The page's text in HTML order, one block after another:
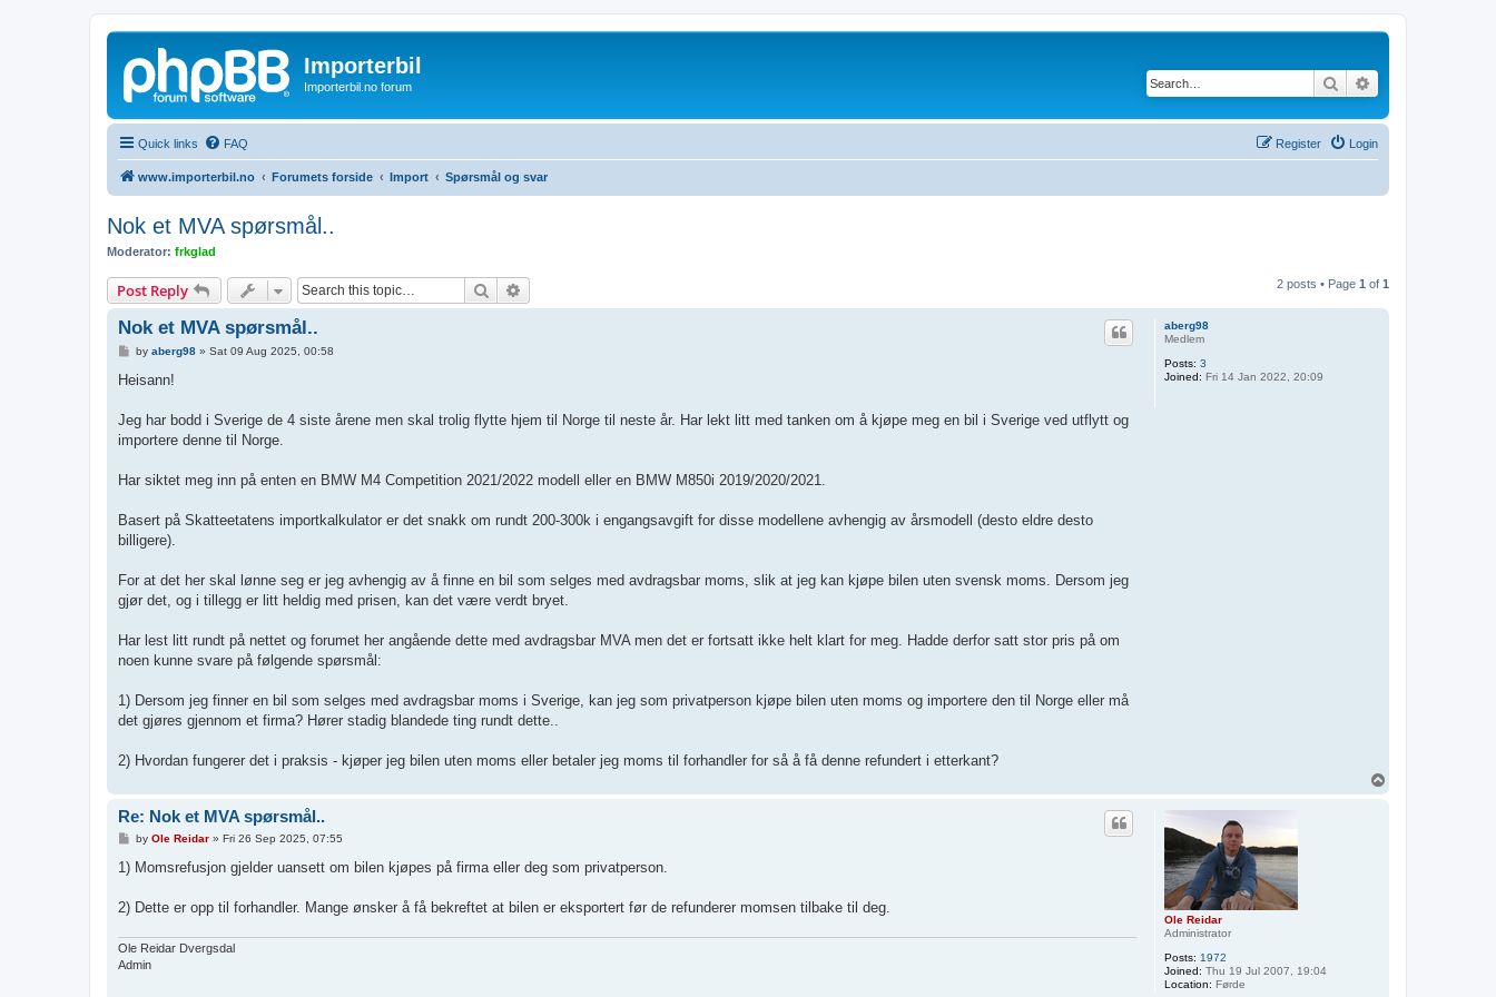
Importerbil
Importerbil.no forum Search
Quick links FAQ Login
Register
www.importerbil.no Forumets forside Import Spørsmål og svar
Nok et MVA spørsmål..
Moderator: frkglad
Post Reply Search 2 posts • Page 1 of 1
aberg98
Medlem
Posts: 3
Joined: Fri 14 Jan 2022, 20:09
Nok et MVA spørsmål..
P
s
by aberg98» Sat 09 Aug 2025, 00:58
Heisann!
Jeg har bodd i Sverige de 4 siste årene men skal trolig flytte hjem til Norge til neste år. Har lekt litt med tanken om å kjøpe meg en bil i Sverige ved utflytt og
importere denne til Norge.
Har siktet meg inn på enten en BMW M4 Competition 2021/2022 modell eller en BMW M850i 2019/2020/2021.
Basert på Skatteetatens importkalkulator er det snakk om rundt 200-300k i engangsavgift for disse modellene avhengig av årsmodell (desto eldre desto
billigere).
For at det her skal lønne seg er jeg avhengig av å finne en bil som selges med avdragsbar moms, slik at jeg kan kjøpe bilen uten svensk moms. Dersom jeg
gjør det, og i tillegg er litt heldig med prisen, kan det være verdt bryet.
Har lest litt rundt på nettet og forumet her angående dette med avdragsbar MVA men det er fortsatt ikke helt klart for meg. Hadde derfor satt stor pris på om
noen kunne svare på følgende spørsmål:
1) Dersom jeg finner en bil som selges med avdragsbar moms i Sverige, kan jeg som privatperson kjøpe bilen uten moms og importere den til Norge eller må
det gjøres gjennom et firma? Hører stadig blandede ting rundt dette..
2) Hvordan fungerer det i praksis - kjøper jeg bilen uten moms eller betaler jeg moms til forhandler for så å få denne refundert i etterkant?
Ole Reidar
Administrator
Posts: 1972
Joined: Thu 19 Jul 2007, 19:04
Location: Førde
Re: Nok et MVA spørsmål..
P
s
by Ole Reidar» Fri 26 Sep 2025, 07:55
1) Momsrefusjon gjelder uansett om bilen kjøpes på firma eller deg som privatperson.
2) Dette er opp til forhandler. Mange ønsker å få bekreftet at bilen er eksportert før de refunderer momsen tilbake til deg.
Ole Reidar Dvergsdal
Admin